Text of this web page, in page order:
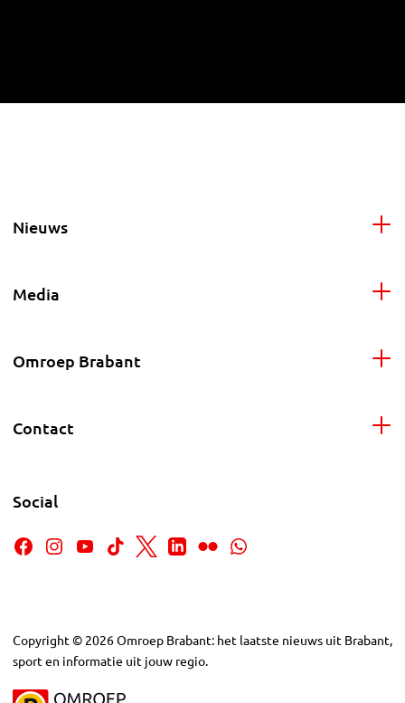
Nieuws
Media
Omroep Brabant
Contact
Social
Copyright © 2026Omroep Brabant: het laatste nieuws uit Brabant,
sport en informatie uit jouw regio.